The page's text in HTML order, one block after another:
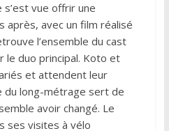
s’est vue offrir une
après, avec un film réalisé
l’ensemble du cast
le duo principal. Koto et
et attendent leur
du long-métrage sert de
avoir changé. Le
ses visites à vélo